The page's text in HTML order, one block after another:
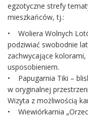
egzotyczne strefy
mieszkańców, tj.:
• Woliera Wolnych
podziwiać swobodnie
zachwycające
usposobieniem.
• Papugarnia Tiki –
w oryginalnej
Wizyta z możliwością
• Wiewiórkarnia